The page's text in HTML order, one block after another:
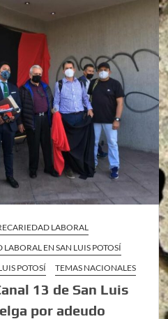
LABORAL
EN SAN LUIS POTOSÍ
POTOSÍ TEMAS NACIONALES
13 de San Luis
por adeudo